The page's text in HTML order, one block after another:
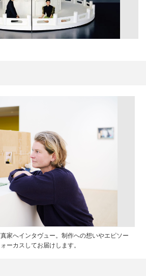
家へインタヴュー。制作への想いやエピソー
ーカスしてお届けします。